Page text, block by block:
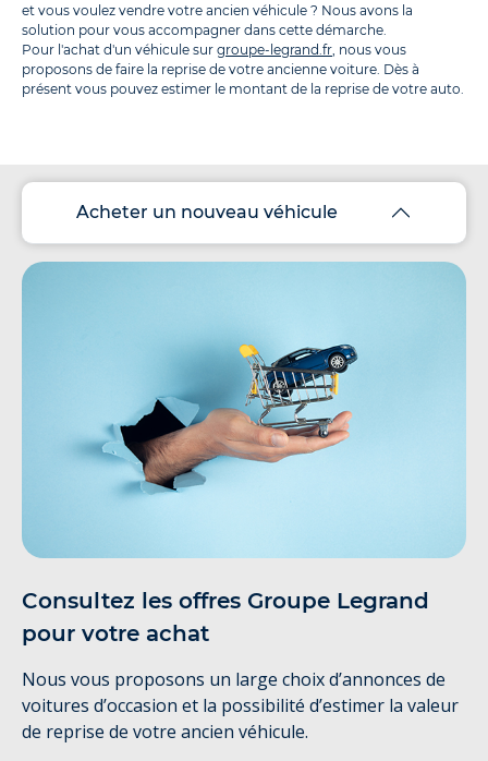
et vous voulez vendre votre ancien véhicule ? Nous avons la
solution pour vous accompagner dans cette démarche.
Pour l'achat d'un véhicule sur groupe-legrand.fr , nous vous
proposons de faire la reprise de votre ancienne voiture. Dès à
présent vous pouvez estimer le montant de la reprise de votre auto.
Acheter un nouveau véhicule
Consultez les offres Groupe Legrand
pour votre achat
Nous vous proposons un large choix d’annonces de
voitures d’occasion et la possibilité d’estimer la valeur
de reprise de votre ancien véhicule.